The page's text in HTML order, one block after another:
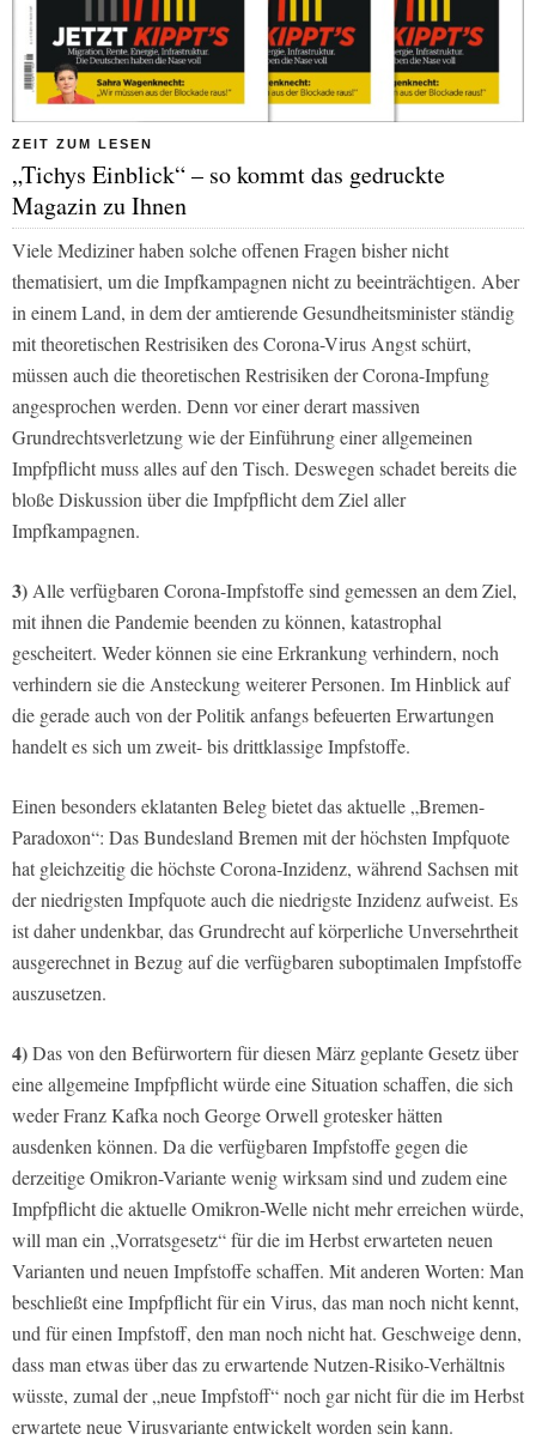
ZEIT ZUM LESEN
„Tichys Einblick“ – so kommt das gedruckte
Magazin zu Ihnen
Viele Mediziner haben solche offenen Fragen bisher nicht
thematisiert, um die Impfkampagnen nicht zu beeinträchtigen. Aber
in einem Land, in dem der amtierende Gesundheitsminister ständig
mit theoretischen Restrisiken des Corona-Virus Angst schürt,
müssen auch die theoretischen Restrisiken der Corona-Impfung
angesprochen werden. Denn vor einer derart massiven
Grundrechtsverletzung wie der Einführung einer allgemeinen
Impfpflicht muss alles auf den Tisch. Deswegen schadet bereits die
bloße Diskussion über die Impfpflicht dem Ziel aller
Impfkampagnen.
3) Alle verfügbaren Corona-Impfstoffe sind gemessen an dem Ziel,
mit ihnen die Pandemie beenden zu können, katastrophal
gescheitert. Weder können sie eine Erkrankung verhindern, noch
verhindern sie die Ansteckung weiterer Personen. Im Hinblick auf
die gerade auch von der Politik anfangs befeuerten Erwartungen
handelt es sich um zweit- bis drittklassige Impfstoffe.
Einen besonders eklatanten Beleg bietet das aktuelle „Bremen-
Paradoxon“: Das Bundesland Bremen mit der höchsten Impfquote
hat gleichzeitig die höchste Corona-Inzidenz, während Sachsen mit
der niedrigsten Impfquote auch die niedrigste Inzidenz aufweist. Es
ist daher undenkbar, das Grundrecht auf körperliche Unversehrtheit
ausgerechnet in Bezug auf die verfügbaren suboptimalen Impfstoffe
auszusetzen.
4)Das von den Befürwortern für diesen März geplante Gesetz über
eine allgemeine Impfpflicht würde eine Situation schaffen, die sich
weder Franz Kafka noch George Orwell grotesker hätten
ausdenken können. Da die verfügbaren Impfstoffe gegen die
derzeitige Omikron-Variante wenig wirksam sind und zudem eine
Impfpflicht die aktuelle Omikron-Welle nicht mehr erreichen würde,
will man ein „Vorratsgesetz“ für die im Herbst erwarteten neuen
Varianten und neuen Impfstoffe schaffen. Mit anderen Worten: Man
beschließt eine Impfpflicht für ein Virus, das man noch nicht kennt,
und für einen Impfstoff, den man noch nicht hat. Geschweige denn,
dass man etwas über das zu erwartende Nutzen-Risiko-Verhältnis
wüsste, zumal der „neue Impfstoff“ noch gar nicht für die im Herbst
erwartete neue Virusvariante entwickelt worden sein kann.